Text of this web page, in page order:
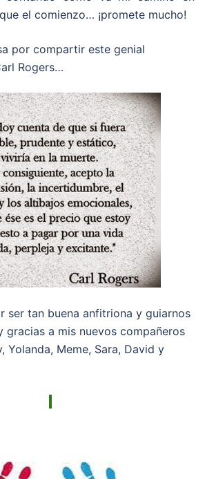
el comienzo… ¡promete mucho!
por compartir este genial
Rogers…
ser tan buena anfitriona y guiarnos
gracias a mis nuevos compañeros
Yolanda, Meme, Sara, David y